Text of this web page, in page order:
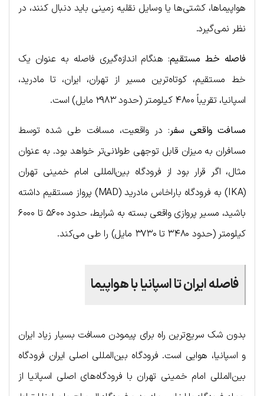
هواپیماها، کشتی‌ها یا وسایل نقلیه زمینی باید دنبال کنند، در
نظر نمی‌گیرد.
فاصله خط مستقیم: هنگام اندازه‌گیری فاصله به عنوان یک
خط مستقیم، کوتاه‌ترین مسیر از تهران، ایران، تا مادرید،
اسپانیا، تقریباً ۴۸۰۰ کیلومتر (حدود ۲۹۸۳ مایل) است.
مسافت واقعی سفر: در واقعیت، مسافت طی شده توسط
مسافران به میزان قابل توجهی طولانی‌تر خواهد بود. به عنوان
مثال، اگر قرار بود از فرودگاه بین‌المللی امام خمینی تهران
(IKA) به فرودگاه باراخاس مادرید (MAD) پرواز مستقیم داشته
باشید، مسیر پروازی واقعی بسته به شرایط، حدود ۵۶۰۰ تا ۶۰۰۰
کیلومتر (حدود ۳۴۸۰ تا ۳۷۳۰ مایل) را طی می‌کند.
فاصله ایران تا اسپانیا با هواپیما
بدون شک سریع‌ترین راه برای پیمودن مسافت بسیار زیاد ایران
و اسپانیا، هوایی است. فرودگاه بین‌المللی اصلی ایران فرودگاه
بین‌المللی امام خمینی تهران با فرودگاه‌های اصلی اسپانیا از